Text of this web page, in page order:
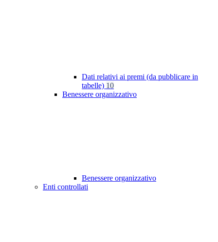
Dati relativi ai premi (da pubblicare in
tabelle) 10
Benessere organizzativo
Benessere organizzativo
Enti controllati